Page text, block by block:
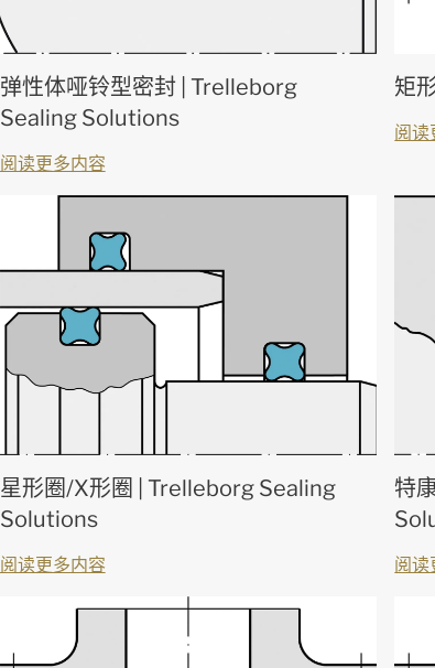
弹性体哑铃型密封 | Trelleborg
Sealing Solutions
阅读更多内容
矩
阅读
星形圈/X形圈 | Trelleborg Sealing
Solutions
阅读更多内容
特
阅读